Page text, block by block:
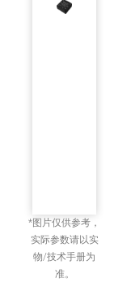
*图片仅供参考，
实际参数请以实
物/技术手册为
准。